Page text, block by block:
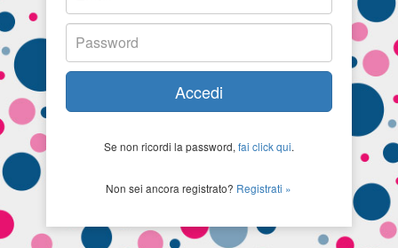
Accedi
Se non ricordi la password, fai click qui.
Non sei ancora registrato? Registrati »